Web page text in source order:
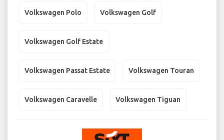
Volkswagen Polo Volkswagen Golf
Volkswagen Golf Estate
Volkswagen Passat Estate Volkswagen Touran
Volkswagen Caravelle Volkswagen Tiguan